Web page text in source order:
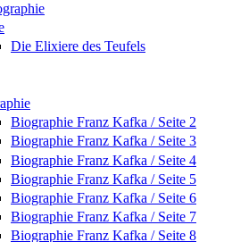
Die Elixiere des Teufels
Biographie Franz Kafka / Seite 2
Biographie Franz Kafka / Seite 3
Biographie Franz Kafka / Seite 4
Biographie Franz Kafka / Seite 5
Biographie Franz Kafka / Seite 6
Biographie Franz Kafka / Seite 7
Biographie Franz Kafka / Seite 8